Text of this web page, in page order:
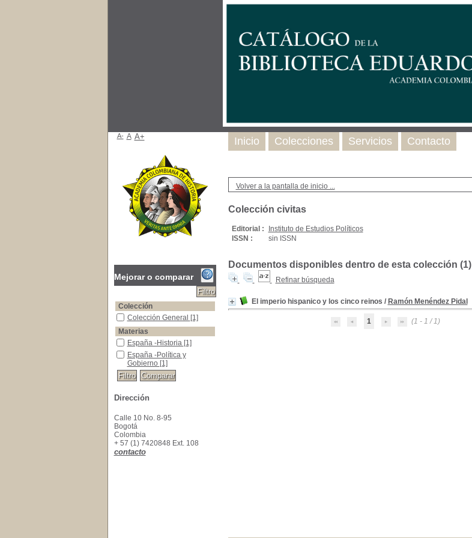
Volver a la pantalla de inicio ...
Colección civitas
Editorial :
Instituto de Estudios Políticos
ISSN :
sin ISSN
Documentos disponibles dentro de esta colección (1)
Refinar búsqueda
El imperio hispanico y los cinco reinos / Ramón Menéndez Pidal
1 (1 - 1 / 1)
Inicio Colecciones Servicios Contacto
A- A A+
Mejorar o comparar
Colección
Colección General
Colección General [1]
Materias
España -Historia
España -Historia [1]
España -Política y Gobierno
España -Política y
Gobierno [1]
Dirección
Calle 10 No. 8-95
Bogotá
Colombia
+ 57 (1) 7420848 Ext. 108
contacto